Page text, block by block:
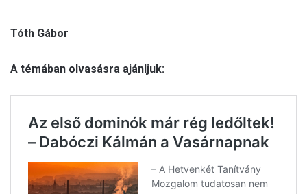
Tóth Gábor
A témában olvasásra ajánljuk: